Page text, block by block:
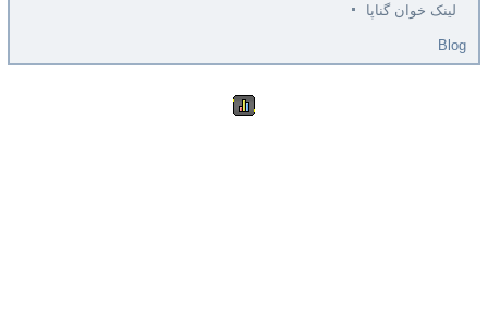
لینک خوان گناپا
Blog